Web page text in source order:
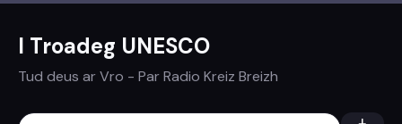
I Troadeg UNESCO
Tud deus ar Vro - ParRadio Kreiz Breizh